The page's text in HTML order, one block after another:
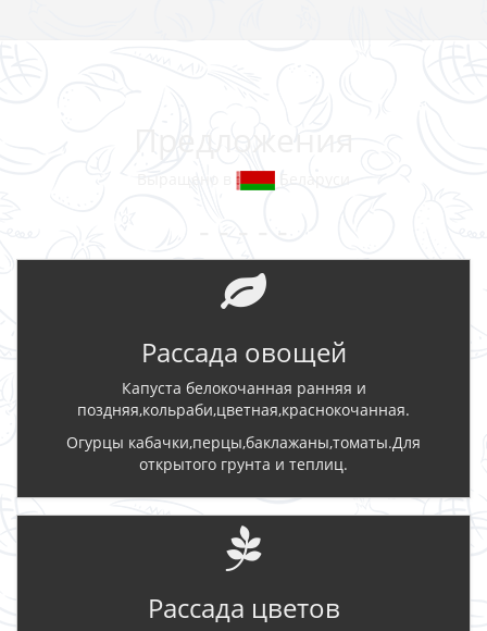
Рассада овощей
Капуста белокочанная ранняя и
поздняя,кольраби,цветная,краснокочанная.
Огурцы кабачки,перцы,баклажаны,томаты.Для
открытого грунта и теплиц.
Рассада цветов